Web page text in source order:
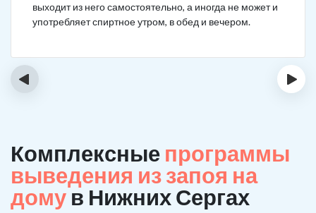
выходит из него самостоятельно, а иногда не может и
употребляет спиртное утром, в обед и вечером.
‹ ›
Комплексные программы
выведения из запоя на
домув Нижних Сергах